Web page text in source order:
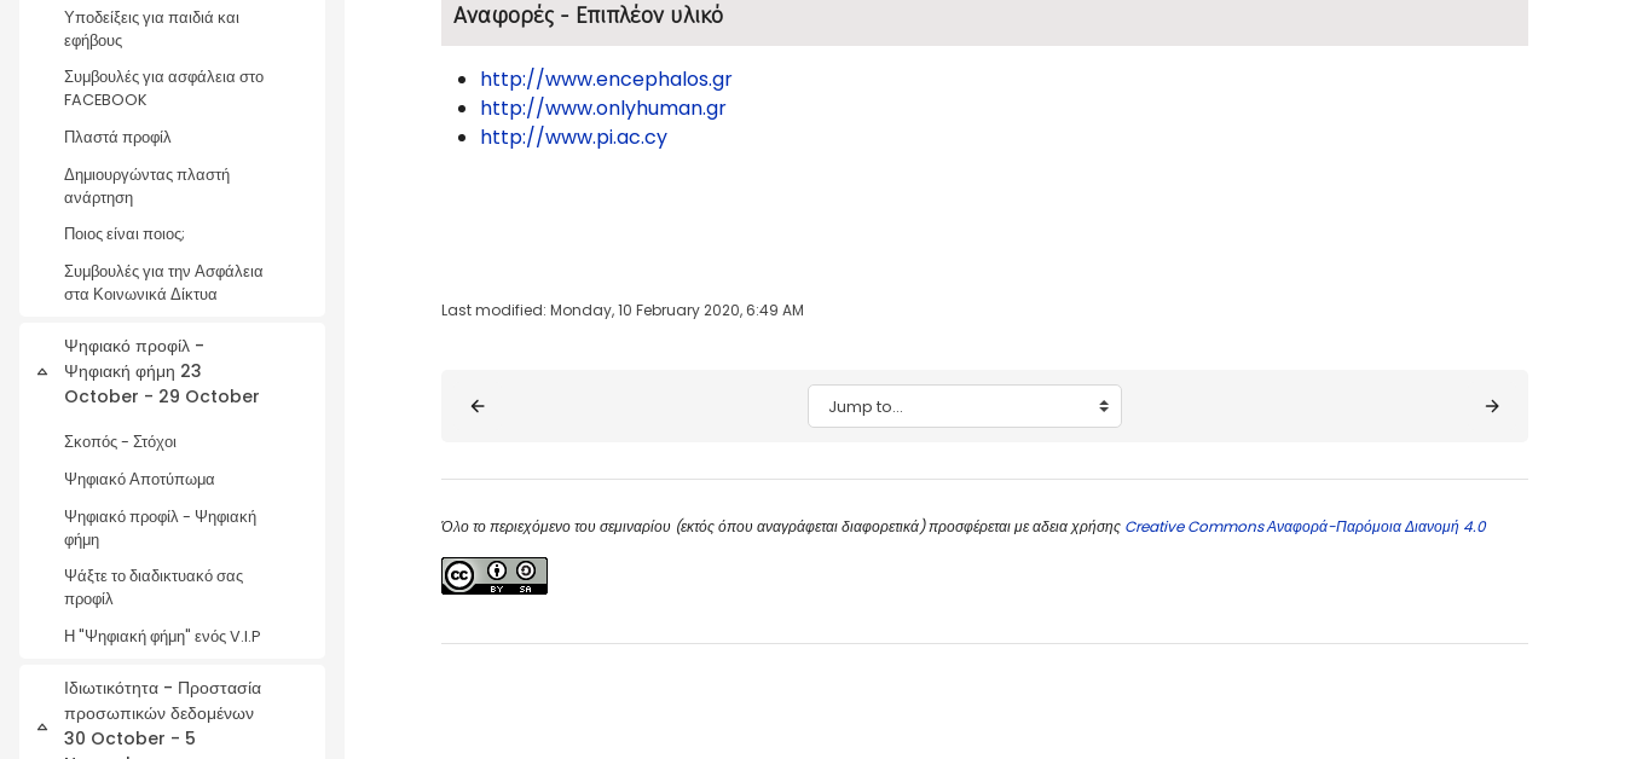
Υποδείξεις για παιδιά και
εφήβους
Συμβουλές για ασφάλεια στο
FACEBOOK
Πλαστά προφίλ
Δημιουργώντας πλαστή
ανάρτηση
Ποιος είναι ποιος;
Συμβουλές για την Ασφάλεια
στα Κοινωνικά Δίκτυα
Collapse
Ψηφιακό προφίλ -
Ψηφιακή φήμη 23
October - 29 October
Σκοπός - Στόχοι
Ψηφιακό Αποτύπωμα
Ψηφιακό προφίλ - Ψηφιακή
φήμη
Ψάξτε το διαδικτυακό σας
προφίλ
Η "Ψηφιακή φήμη" ενός V.I.P
Collapse
Ιδιωτικότητα - Προστασία
προσωπικών δεδομένων
30 October - 5
Αναφορές - Επιπλέον υλικό
http://www.encephalos.gr
http://www.onlyhuman.gr
http://www.pi.ac.cy
Last modified: Monday, 10 February 2020, 6:49 AM
Blocks Jump to...
Όλο το περιεχόμενο του σεμιναρίου (εκτός όπου αναγράφεται διαφορετικά) προσφέρεται με αδεια χρήσης Creative Commons Αναφορά-Παρόμοια Διανομή 4.0